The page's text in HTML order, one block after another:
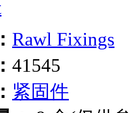
Rawl Fixings
41545
紧固件